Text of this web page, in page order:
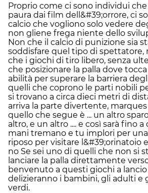
Proprio come ci sono individui
paura dai film dell&#39;orrore, ci
calcio che vogliono solo vedere
non gliene frega niente dello
Non che il calcio di punizione sia
soddisfare quel tipo di spettatore,
che i giochi di tiro libero, senza
che posizionare la palla dove
abilità per superare la barriera
quelli che coprono le parti nobili
si trovano a circa dieci metri di
arriva la parte divertente,
quello che segue è ... un altro
altro, e un altro .... e così sarà fino
mani tremano e tu implori per
riposo per visitare l&#39;orinatoio
no Se sei uno di quelli che non si
lanciare la palla direttamente
benvenuto a questi giochi a
delizieranno i bambini, gli adulti e
verdi.